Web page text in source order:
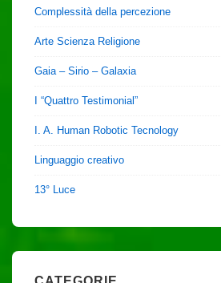
Complessità della percezione
Arte Scienza Religione
Gaia – Sirio – Galaxia
I “Quattro Testimonial”
I. A. Human Robotic Tecnology
Linguaggio creativo
13° Luce